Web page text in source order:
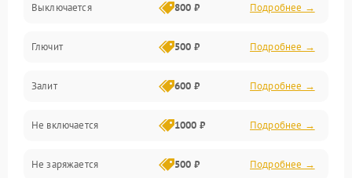
Механические проблемы
Матрица и оптика
Питание и питание цепей
Проблемы с картами памяти
Объективы
Выключается 800 ₽ Подробнее →
Глючит 500 ₽ Подробнее →
Залит 600 ₽ Подробнее →
Не включается 1000 ₽ Подробнее →
Не заряжается 500 ₽ Подробнее →